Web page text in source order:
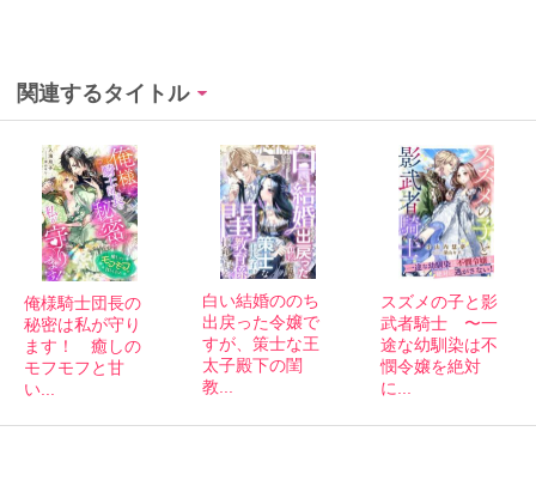
関連するタイトル
俺様騎士団長の
秘密は私が守り
ます！ 癒しの
モフモフと甘
い...
白い結婚ののち
出戻った令嬢で
すが、策士な王
太子殿下の閨
教...
スズメの子と影
武者騎士 〜一
途な幼馴染は不
憫令嬢を絶対
に...